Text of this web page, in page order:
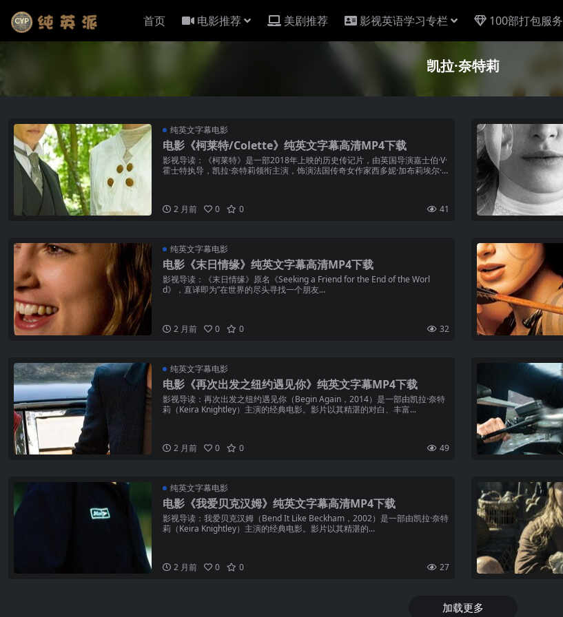
首页 电影推荐 美剧推荐 影视英语学习专栏 100部打包服务
凯拉·奈特莉
纯英文字幕电影
电影《柯莱特/Colette》纯英文字幕高清MP4下载
影视导读：《柯莱特》是一部2018年上映的历史传记片，由英国导演嘉士伯·V·
霍士特执导，凯拉·奈特莉领衔主演，饰演法国传奇女作家西多妮·加布莉埃尔·
2 月前 0 0 41
纯英文字幕电影
电影《末日情缘》纯英文字幕高清MP4下载
影视导读：《末日情缘》原名《Seeking a Friend for the End of the Worl
d》，直译即为”在世界的尽头寻找一个朋友...
2 月前 0 0 32
纯英文字幕电影
电影《再次出发之纽约遇见你》纯英文字幕MP4下载
影视导读：再次出发之纽约遇见你（Begin Again，2014）是一部由凯拉·奈特
莉（Keira Knightley）主演的经典电影。影片以其精湛的对白、丰富...
2 月前 0 0 49
纯英文字幕电影
电影《我爱贝克汉姆》纯英文字幕高清MP4下载
影视导读：我爱贝克汉姆（Bend It Like Beckham，2002）是一部由凯拉·奈特
莉（Keira Knightley）主演的经典电影。影片以其精湛的...
2 月前 0 0 27
加载更多